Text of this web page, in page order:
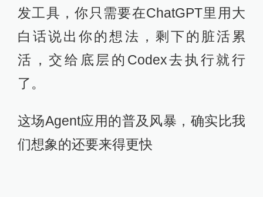
发工具，你只需要在ChatGPT里用大
白话说出你的想法，剩下的脏活累
活，交给底层的Codex去执行就行
了。
这场Agent应用的普及风暴，确实比我
们想象的还要来得更快